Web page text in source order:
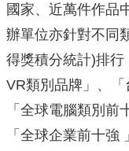
國家、近萬件作品
辦單位亦針對不同
得獎積分統計)排
VR類別品牌」、「
「全球電腦類別前
「全球企業前十